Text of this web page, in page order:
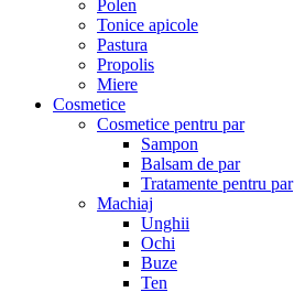
Polen
Tonice apicole
Pastura
Propolis
Miere
Cosmetice
Cosmetice pentru par
Sampon
Balsam de par
Tratamente pentru par
Machiaj
Unghii
Ochi
Buze
Ten